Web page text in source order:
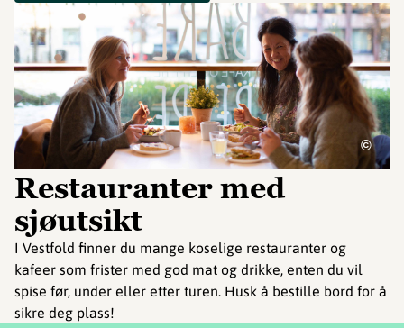
©
Restauranter med
sjøutsikt
I Vestfold finner du mange koselige restauranter og
kafeer som frister med god mat og drikke, enten du vil
spise før, under eller etter turen. Husk å bestille bord for å
sikre deg plass!